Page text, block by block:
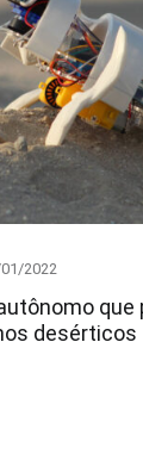
2022
que
desérticos